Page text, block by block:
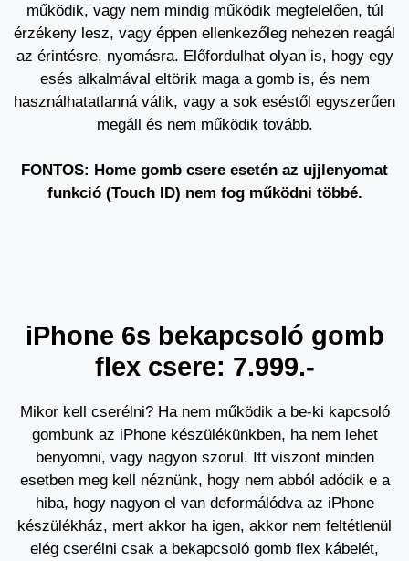
működik, vagy nem mindig működik megfelelően, túl
érzékeny lesz, vagy éppen ellenkezőleg nehezen reagál
az érintésre, nyomásra. Előfordulhat olyan is, hogy egy
esés alkalmával eltörik maga a gomb is, és nem
használhatatlanná válik, vagy a sok eséstől egyszerűen
megáll és nem működik tovább.
FONTOS: Home gomb csere esetén az ujjlenyomat
funkció (Touch ID) nem fog működni többé.
iPhone 6s bekapcsoló gomb
flex csere: 7.999.-
Mikor kell cserélni? Ha nem működik a be-ki kapcsoló
gombunk az iPhone készülékünkben, ha nem lehet
benyomni, vagy nagyon szorul. Itt viszont minden
esetben meg kell néznünk, hogy nem abból adódik e a
hiba, hogy nagyon el van deformálódva az iPhone
készülékház, mert akkor ha igen, akkor nem feltétlenül
elég cserélni csak a bekapcsoló gomb flex kábelét,